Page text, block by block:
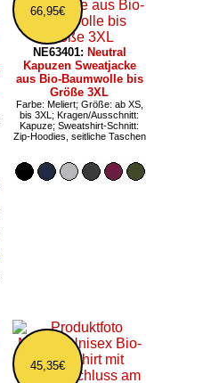
66,95€
NE63401: Neutral
Kapuzen Sweatjacke
aus Bio-Baumwolle bis
Größe 3XL
Farbe: Meliert; Größe: ab XS,
bis 3XL; Kragen/Ausschnitt:
Kapuze; Sweatshirt-Schnitt:
Zip-Hoodies, seitliche Taschen
45,35€